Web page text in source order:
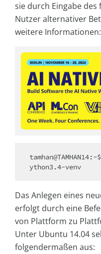
sie durch Eingabe
Nutzer alternativer
weitere Informationen:
ython3.4-venv
Das Anlegen eines
erfolgt durch eine
von Plattform zu
Unter Ubuntu 14.04
folgendermaßen aus: